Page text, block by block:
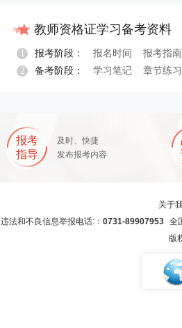
教师资格证学习备考资料
1 报考阶段： 报名时间 报考指南
报名指导
2 备考阶段： 学习笔记 章节练习
报考
指导
及时、快捷
发布报考内容
关于
违法和不良信息举报电话:： 0731-89907953全
版